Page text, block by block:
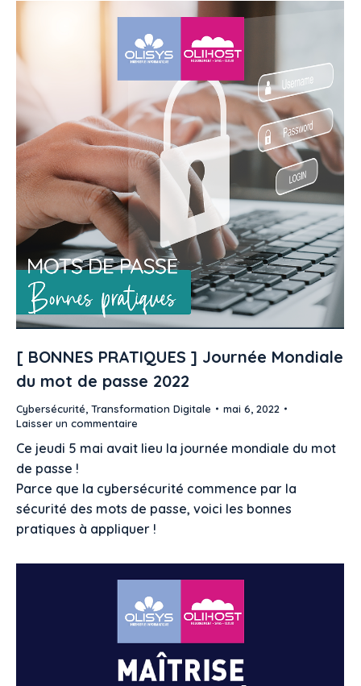
[ BONNES PRATIQUES ] Journée Mondiale
du mot de passe 2022
Cybersécurité, Transformation Digitale
mai 6, 2022
Laisser un commentaire
Ce jeudi 5 mai avait lieu la journée mondiale du mot
de passe !
Parce que la cybersécurité commence par la
sécurité des mots de passe, voici les bonnes
pratiques à appliquer !